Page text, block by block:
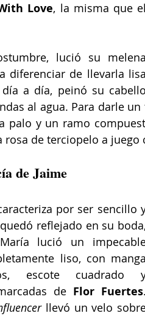
Love, la misma que el
lució su melena
diferenciar de llevarla lisa
a día, peinó su cabello
al agua. Para darle
palo y un ramo
rosa de terciopelo a juego
de Jaime
por ser sencillo
reflejado en su boda,
lució un
liso, con manga
escote cuadrado
de Flor Fuertes.
llevó un velo